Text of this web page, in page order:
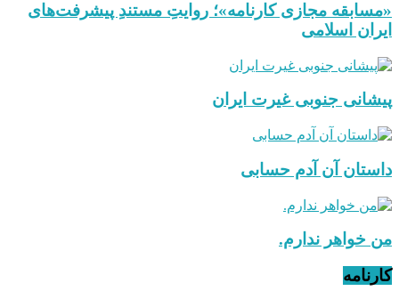
«مسابقه مجازی کارنامه»؛ روایتِ مستندِ پیشرفت‌های
ایران اسلامی
پیشانی جنوبی غیرت ایران
داستان آن آدم حسابی
من خواهر ندارم.
کارنامه